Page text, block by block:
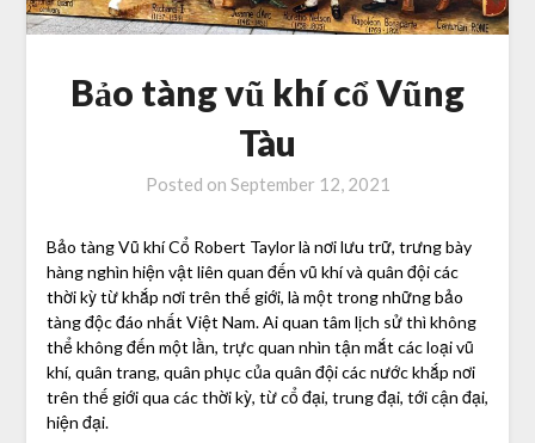
Bảo tàng vũ khí cổ Vũng
Tàu
Posted on September 12, 2021
Bảo tàng Vũ khí Cổ Robert Taylor là nơi lưu trữ, trưng bày
hàng nghìn hiện vật liên quan đến vũ khí và quân đội các
thời kỳ từ khắp nơi trên thế giới, là một trong những bảo
tàng độc đáo nhất Việt Nam. Ai quan tâm lịch sử thì không
thể không đến một lần, trực quan nhìn tận mắt các loại vũ
khí, quân trang, quân phục của quân đội các nước khắp nơi
trên thế giới qua các thời kỳ, từ cổ đại, trung đại, tới cận đại,
hiện đại.